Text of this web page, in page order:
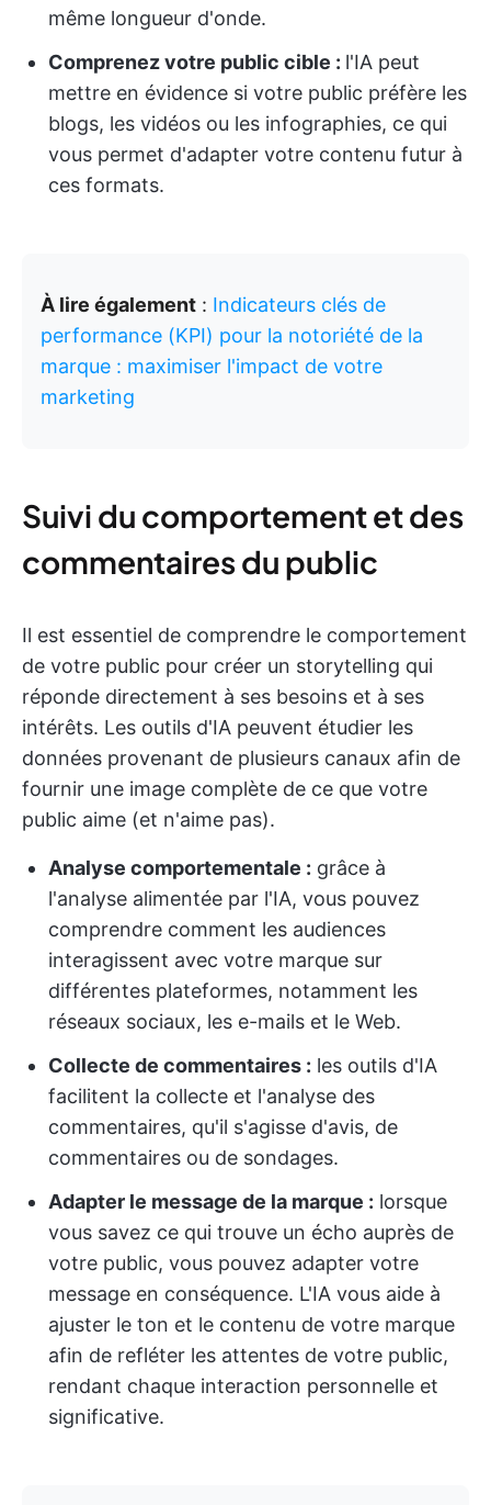
même longueur d'onde.
Comprenez votre public cible : l'IA peut
mettre en évidence si votre public préfère les
blogs, les vidéos ou les infographies, ce qui
vous permet d'adapter votre contenu futur à
ces formats.
À lire également : Indicateurs clés de
performance (KPI) pour la notoriété de la
marque : maximiser l'impact de votre
marketing
Suivi du comportement et des
commentaires du public
Il est essentiel de comprendre le comportement
de votre public pour créer un storytelling qui
réponde directement à ses besoins et à ses
intérêts. Les outils d'IA peuvent étudier les
données provenant de plusieurs canaux afin de
fournir une image complète de ce que votre
public aime (et n'aime pas).
Analyse comportementale : grâce à
l'analyse alimentée par l'IA, vous pouvez
comprendre comment les audiences
interagissent avec votre marque sur
différentes plateformes, notamment les
réseaux sociaux, les e-mails et le Web.
Collecte de commentaires : les outils d'IA
facilitent la collecte et l'analyse des
commentaires, qu'il s'agisse d'avis, de
commentaires ou de sondages.
Adapter le message de la marque : lorsque
vous savez ce qui trouve un écho auprès de
votre public, vous pouvez adapter votre
message en conséquence. L'IA vous aide à
ajuster le ton et le contenu de votre marque
afin de refléter les attentes de votre public,
rendant chaque interaction personnelle et
significative.